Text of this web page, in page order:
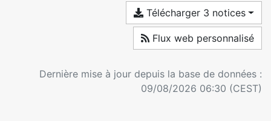
Télécharger 3 notices
Flux web personnalisé
Dernière mise à jour depuis la base de données :
09/08/2026 06:30 (CEST)